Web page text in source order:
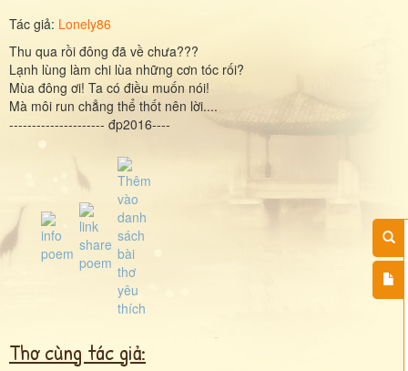
Tác giả: Lonely86
Thu qua rồi đông đã về chưa???
Lạnh lùng làm chi lùa những cơn tóc rối?
Mùa đông ơi! Ta có điều muốn nói!
Mà môi run chẳng thể thốt nên lời....
--------------------- đp2016----
Thơ cùng tác giả: